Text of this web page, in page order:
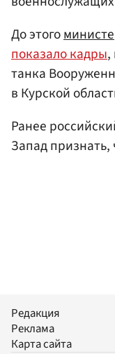
До этого
показало кадры,
танка
в Курской
Ранее
Запад признать,
Редакция
Реклама
Карта сайта